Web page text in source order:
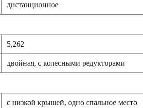
дистанционное
5,262
двойная, с колесными редукторами
с низкой крышей, одно спальное место